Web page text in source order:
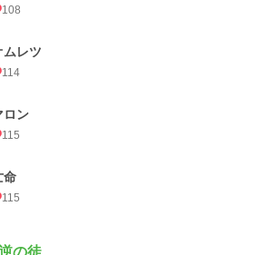
108
ムレツ
114
ロン
115
命
115
の徒